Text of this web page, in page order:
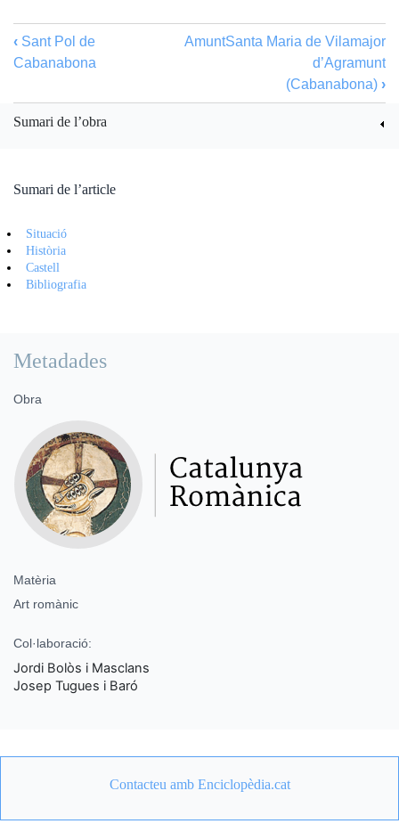
‹ Sant Pol de
Cabanabona
AmuntSanta Maria de Vilamajor
d’Agramunt
(Cabanabona) ›
Sumari de l’obra
Sumari de l’article
Situació
Història
Castell
Bibliografia
Metadades
Obra
Matèria
Art romànic
Col·laboració:
Jordi Bolòs i Masclans
Josep Tugues i Baró
Contacteu amb Enciclopèdia.cat